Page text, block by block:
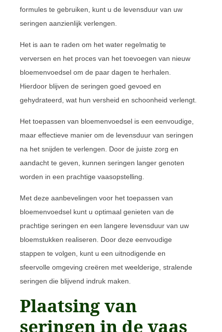
formules te gebruiken, kunt u de levensduur van uw
seringen aanzienlijk verlengen.
Het is aan te raden om het water regelmatig te
verversen en het proces van het toevoegen van nieuw
bloemenvoedsel om de paar dagen te herhalen.
Hierdoor blijven de seringen goed gevoed en
gehydrateerd, wat hun versheid en schoonheid verlengt.
Het toepassen van bloemenvoedsel is een eenvoudige,
maar effectieve manier om de levensduur van seringen
na het snijden te verlengen. Door de juiste zorg en
aandacht te geven, kunnen seringen langer genoten
worden in een prachtige vaasopstelling.
Met deze aanbevelingen voor het toepassen van
bloemenvoedsel kunt u optimaal genieten van de
prachtige seringen en een langere levensduur van uw
bloemstukken realiseren. Door deze eenvoudige
stappen te volgen, kunt u een uitnodigende en
sfeervolle omgeving creëren met weelderige, stralende
seringen die blijvend indruk maken.
Plaatsing van
seringen in de vaas